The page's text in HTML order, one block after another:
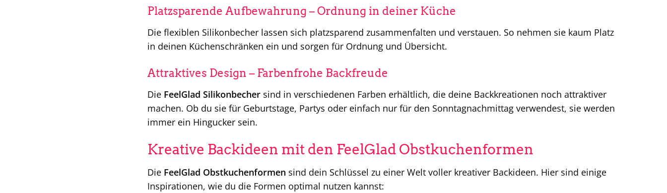
Platzsparende Aufbewahrung – Ordnung in deiner Küche
Die flexiblen Silikonbecher lassen sich platzsparend zusammenfalten und verstauen. So nehmen sie kaum Platz
in deinen Küchenschränken ein und sorgen für Ordnung und Übersicht.
Attraktives Design – Farbenfrohe Backfreude
Die FeelGlad Silikonbecher sind in verschiedenen Farben erhältlich, die deine Backkreationen noch attraktiver
machen. Ob du sie für Geburtstage, Partys oder einfach nur für den Sonntagnachmittag verwendest, sie werden
immer ein Hingucker sein.
Kreative Backideen mit den FeelGlad Obstkuchenformen
Die FeelGlad Obstkuchenformen sind dein Schlüssel zu einer Welt voller kreativer Backideen. Hier sind einige
Inspirationen, wie du die Formen optimal nutzen kannst: